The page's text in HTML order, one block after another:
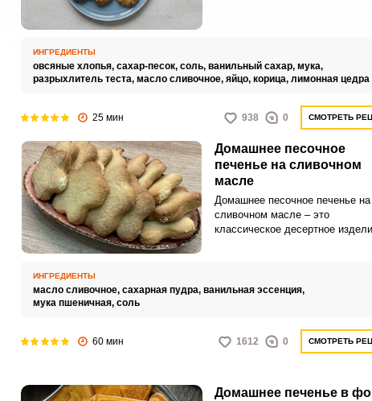
много времени и усилий, а при
получается очень полезное и
ИНГРЕДИЕНТЫ
овсяные хлопья, сахар-песок, соль, ванильный сахар, мука,
разрыхлитель теста, масло сливочное, яйцо, корица, лимонная цедра
25 мин 938 0 СМОТРЕТЬ
Домашнее песочное
печенье на сливочном
масле
Домашнее песочное печенье на
сливочном масле – это
классическое десертное
ванильный экстракт. Основным
придает ему богатый и нежный
ИНГРЕДИЕНТЫ
масло сливочное, сахарная пудра, ванильная эссенция,
мука пшеничная, соль
60 мин 1612 0 СМОТРЕТЬ
Домашнее печенье в